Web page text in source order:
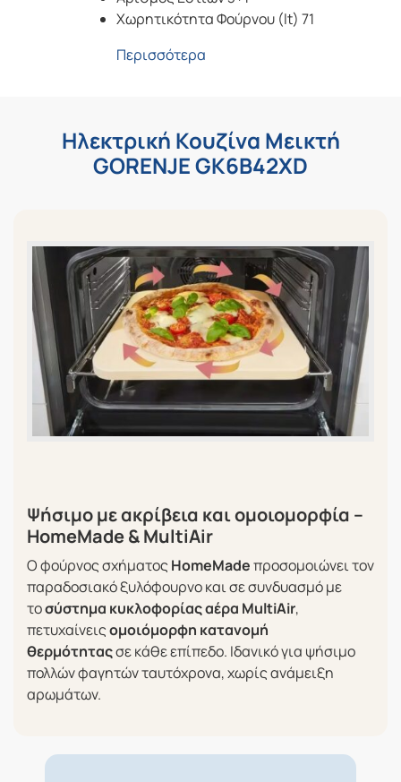
Χωρητικότητα Φούρνου (lt) 71
Περισσότερα
Ηλεκτρική Κουζίνα Μεικτή
GORENJE GK6B42XD
Ψήσιμο με ακρίβεια και ομοιομορφία –
HomeMade & MultiAir
Ο φούρνος σχήματος HomeMadeπροσομοιώνει τον
παραδοσιακό ξυλόφουρνο και σε συνδυασμό με
τοσύστημα κυκλοφορίας αέρα MultiAir,
πετυχαίνειςομοιόμορφη κατανομή
θερμότηταςσε κάθε επίπεδο. Ιδανικό για ψήσιμο
πολλών φαγητών ταυτόχρονα, χωρίς ανάμειξη
αρωμάτων.